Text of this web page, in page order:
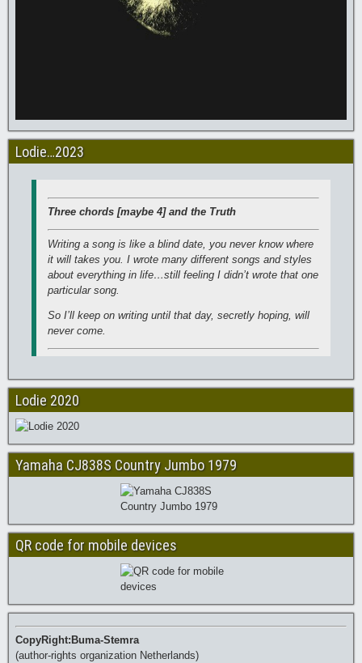
Lodie…2023
Three chords [maybe 4] and the Truth
Writing a song is like a blind date, you never know where
it will takes you. I wrote many different songs and styles
about everything in life…still feeling I didn’t wrote that one
particular song.
So I’ll keep on writing until that day, secretly hoping, will
never come.
Lodie 2020
Yamaha CJ838S Country Jumbo 1979
QR code for mobile devices
CopyRight:Buma-Stemra
(author-rights organization Netherlands)